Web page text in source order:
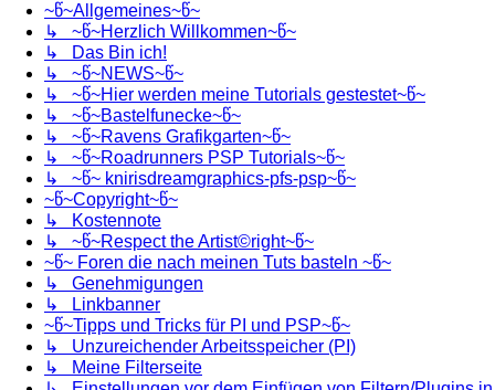
~წ~Allgemeines~წ~
↳ ~წ~Herzlich Willkommen~წ~
↳ Das Bin ich!
↳ ~წ~NEWS~წ~
↳ ~წ~Hier werden meine Tutorials gestestet~წ~
↳ ~წ~Bastelfunecke~წ~
↳ ~წ~Ravens Grafikgarten~წ~
↳ ~წ~Roadrunners PSP Tutorials~წ~
↳ ~წ~ knirisdreamgraphics-pfs-psp~წ~
~წ~Copyright~წ~
↳ Kostennote
↳ ~წ~Respect the Artist©right~წ~
~წ~ Foren die nach meinen Tuts basteln ~წ~
↳ Genehmigungen
↳ Linkbanner
~წ~Tipps und Tricks für PI und PSP~წ~
↳ Unzureichender Arbeitsspeicher (PI)
↳ Meine Filterseite